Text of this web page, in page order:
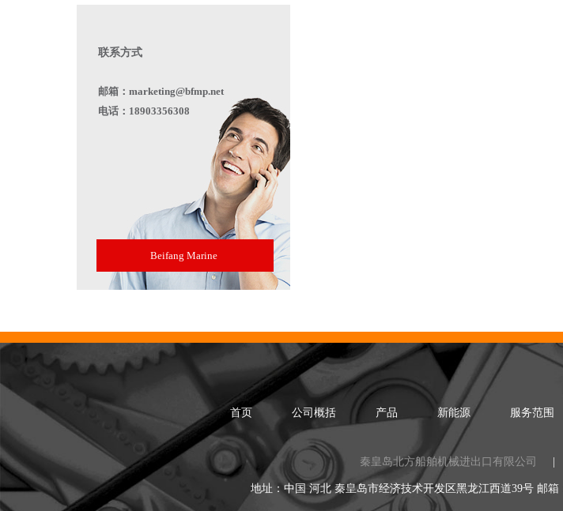
联系方式
邮箱：marketing@bfmp.net
电话：18903356308
Beifang Marine
首页 公司概括 产品 新能源 服务范围
秦皇岛北方船舶机械进出口有限公司
地址：中国 河北 秦皇岛市经济技术开发区黑龙江西道39号 邮箱